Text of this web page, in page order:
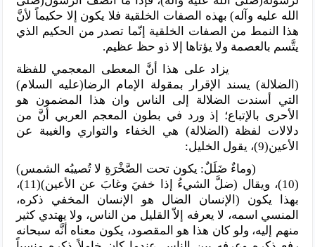
الله عليه وآله) بهذه الصفات الخلقية فلا يكون إلا حكيماً لأنَّ
هذا النمط من الصفات الخلقية إنّما تصدر من الحكيم الذي
يتَّسم بالعصمة ولا يؤتاها إلا ذو حظ عظيم.
يزاد على هذا أنَّ المعطى المعجمي للفظة
(الضلالة) يسند الإقرار بمقولة الإمام الرضا(عليه السلام)
التي أسندت الضلالة إلى الناس وان هذا المضمون هو
الأحرى بالإتباع؛ إذ ورد في بطون المعجم العربي أنَّ من
دلالات لفظة (الضلالة) هي الخفاء والتواري والغيبة عن
الأعين(9)، يقول الخليل:
(وماءٌ ضَلَلٌ: يكون تحت الصَّخْرَةِ لا تُصيبُه الشمس)
(10)، ويقال (ضلَّ الشيءُ إذا خفيَ وغابَ عن الأعين)(11)،
بهذا يكون (الإنسان الضال هو الإنسان المخفي ذكره،
المنسي اسمه، لا يعرفه إلاّ القليل من الناس، ولا يهتدي كثير
منهم إليه، ولو كان هذا هو المقصود، يكون معناه أنَّه سبحانه